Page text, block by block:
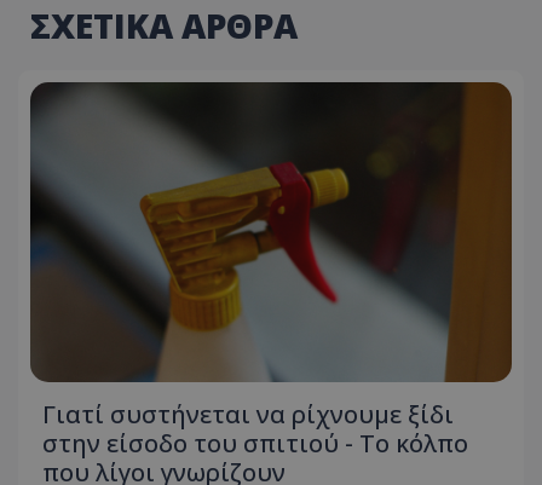
ΣΧΕΤΙΚΑ ΑΡΘΡΑ
Γιατί συστήνεται να ρίχνουμε ξίδι
στην είσοδο του σπιτιού - Το κόλπο
που λίγοι γνωρίζουν